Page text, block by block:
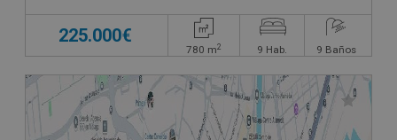
225.000€
780 m2 9 Hab. 9 Baños